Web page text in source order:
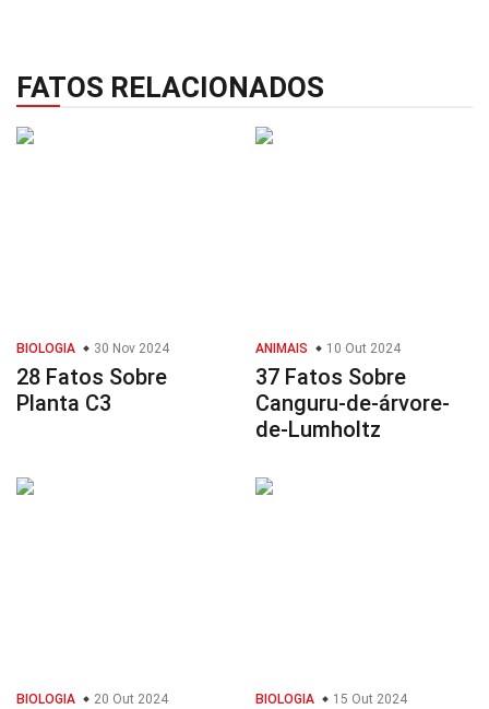
FATOS RELACIONADOS
BIOLOGIA 30 Nov 2024
28 Fatos Sobre
Planta C3
ANIMAIS 10 Out 2024
37 Fatos Sobre
Canguru-de-árvore-
de-Lumholtz
BIOLOGIA 20 Out 2024 BIOLOGIA 15 Out 2024